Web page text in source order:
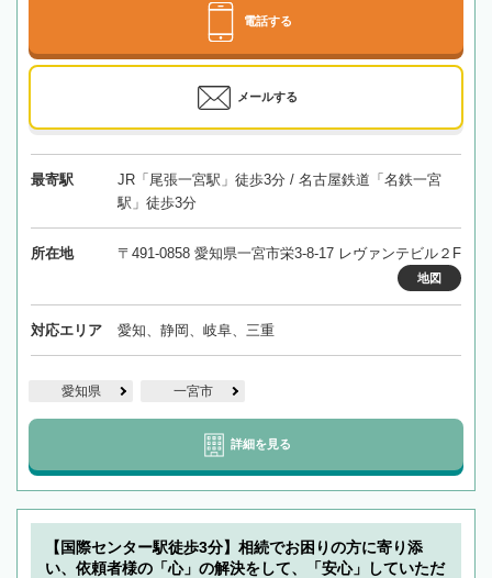
電話する
メールする
最寄駅
JR「尾張一宮駅」徒歩3分 / 名古屋鉄道「名鉄一宮
駅」徒歩3分
所在地 〒491-0858 愛知県一宮市栄3-8-17 レヴァンテビル２F
地図
対応エリア 愛知、静岡、岐阜、三重
愛知県 一宮市
詳細を見る
【国際センター駅徒歩3分】相続でお困りの方に寄り添
い、依頼者様の「心」の解決をして、「安心」していただ